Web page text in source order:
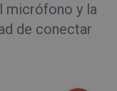
micrófono y la
de conectar